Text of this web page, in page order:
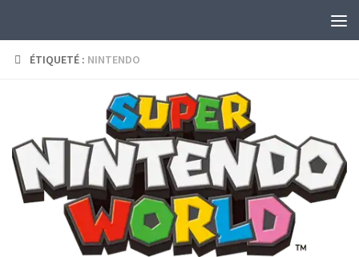
ÉTIQUETÉ : NINTENDO